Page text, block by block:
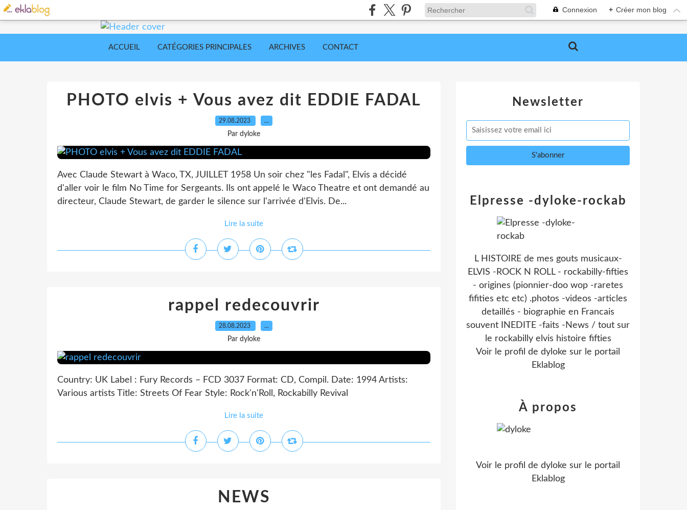
Connexion + Créer mon blog
ACCUEIL CATÉGORIES PRINCIPALES ARCHIVES CONTACT
PHOTO elvis + Vous avez dit EDDIE FADAL
29.08.2023 …
Par dyloke
Avec Claude Stewart à Waco, TX, JUILLET 1958 Un soir chez "les Fadal", Elvis a décidé
d'aller voir le film No Time for Sergeants. Ils ont appelé le Waco Theatre et ont demandé au
directeur, Claude Stewart, de garder le silence sur l'arrivée d'Elvis. De...
Lire la suite
rappel redecouvrir
28.08.2023 …
Par dyloke
Country: UK Label : Fury Records – FCD 3037 Format: CD, Compil. Date: 1994 Artists:
Various artists Title: Streets Of Fear Style: Rock'n'Roll, Rockabilly Revival
Lire la suite
NEWS
Newsletter
Elpresse -dyloke-rockab
L HISTOIRE de mes gouts musicaux-
ELVIS -ROCK N ROLL - rockabilly-fifties
- origines (pionnier-doo wop -raretes
fifities etc etc) .photos -videos -articles
detaillés - biographie en Francais
souvent INEDITE -faits -News / tout sur
le rockabilly elvis histoire fifties
Voir le profil de dyloke sur le portail
Eklablog
À propos
Voir le profil de dyloke sur le portail
Eklablog